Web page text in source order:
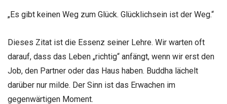
„Es gibt keinen Weg zum Glück. Glücklichsein ist der Weg.“
Dieses Zitat ist die Essenz seiner Lehre. Wir warten oft
darauf, dass das Leben „richtig“ anfängt, wenn wir erst den
Job, den Partner oder das Haus haben. Buddha lächelt
darüber nur milde. Der Sinn ist das Erwachen im
gegenwärtigen Moment.